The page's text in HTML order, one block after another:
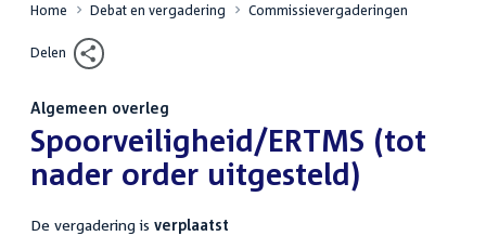
Home Debat en vergadering Commissievergaderingen
Delen
Algemeen overleg
:Spoorveiligheid/ERTMS (tot
nader order uitgesteld)
De vergadering is verplaatst